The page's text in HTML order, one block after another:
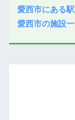
愛西市にある
愛西市の施設